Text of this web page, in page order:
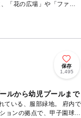
「花の広場」や「ファミ
保存
1,495
ルから幼児プールまで
る、服部緑地。 府内で
ョンの拠点で、甲子園球場